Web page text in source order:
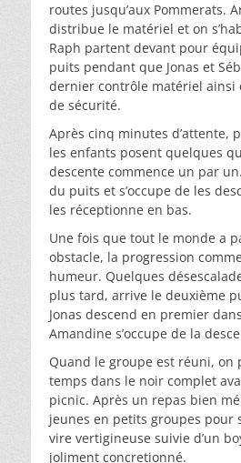
routes jusqu’aux Pommerats.
distribue le matériel et on
Raph partent devant pour
puits pendant que Jonas et
dernier contrôle matériel ainsi
de sécurité.
Après cinq minutes d’attente,
les enfants posent quelques
descente commence un par
du puits et s’occupe de les
les réceptionne en bas.
Une fois que tout le monde a
obstacle, la progression
humeur. Quelques
plus tard, arrive le deuxième
Jonas descend en premier
Amandine s’occupe de la
Quand le groupe est réuni, on
temps dans le noir complet
picnic. Après un repas bien
jeunes en petits groupes pour
vire vertigineuse suivie d’un
joliment concretionné.